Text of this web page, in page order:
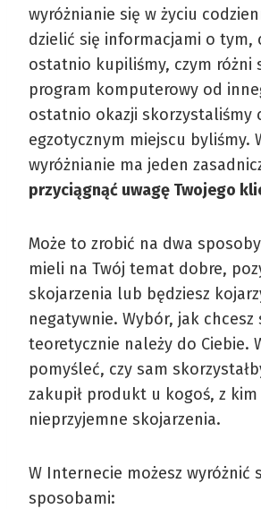
wyróżnianie się w życiu
dzielić się informacjami o tym,
ostatnio kupiliśmy, czym różni
program komputerowy od
ostatnio okazji skorzystaliśmy
egzotycznym miejscu byliśmy.
wyróżnianie ma jeden
przyciągnąć uwagę Twojego
Może to zrobić na dwa
mieli na Twój temat dobre,
skojarzenia lub będziesz
negatywnie. Wybór, jak chcesz
teoretycznie należy do Ciebie.
pomyśleć, czy sam
zakupił produkt u kogoś, z kim
nieprzyjemne skojarzenia.
W Internecie możesz wyróżnić
sposobami: